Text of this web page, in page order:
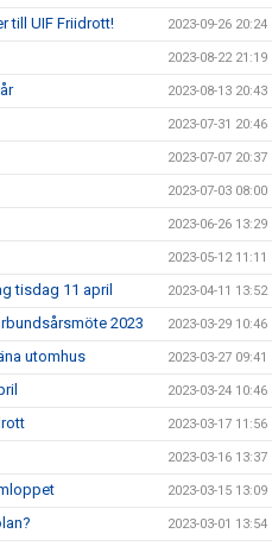
till UIF Friidrott! 2023-09-26 20:24
2023-08-22 21:19
2023-08-13 20:43
2023-07-31 20:46
2023-07-07 20:37
2023-07-03 08:00
2023-06-26 13:29
2023-05-12 11:11
tisdag 11 april 2023-04-11 13:52
2023 2023-03-29 10:46
utomhus 2023-03-27 09:41
2023-03-24 10:46
2023-03-17 11:56
2023-03-16 13:37
2023-03-15 13:09
2023-03-01 13:54